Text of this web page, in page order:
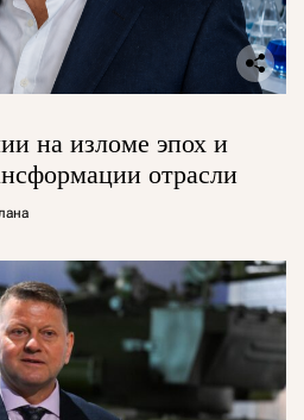
на изломе эпох и
отрасли